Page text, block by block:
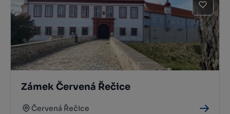
Zámek Červená Řečice
Červená Řečice